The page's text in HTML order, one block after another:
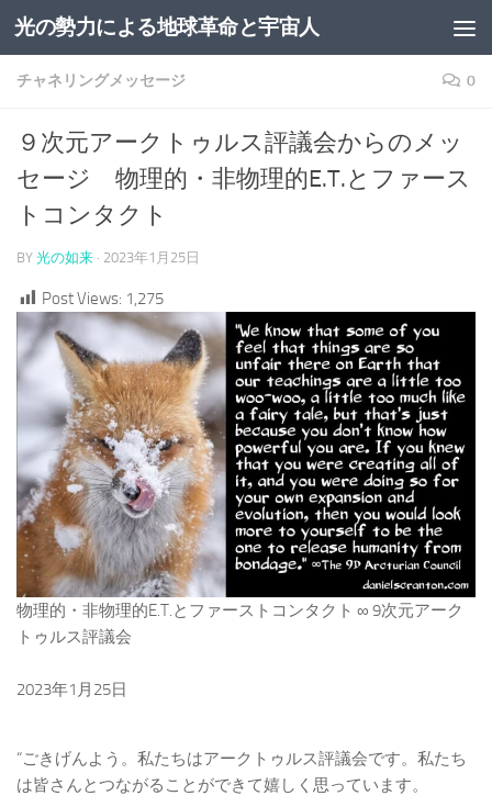
コンテンツへスキップ
光の勢力による地球革命と宇宙人
チャネリングメッセージ 0
９次元アークトゥルス評議会からのメッ
セージ 物理的・非物理的E.T.とファース
トコンタクト
BY 光の如来 · 2023年1月25日
Post Views: 1,275
物理的・非物理的E.T.とファーストコンタクト ∞ 9次元アーク
トゥルス評議会
2023年1月25日
“ごきげんよう。私たちはアークトゥルス評議会です。私たち
は皆さんとつながることができて嬉しく思っています。